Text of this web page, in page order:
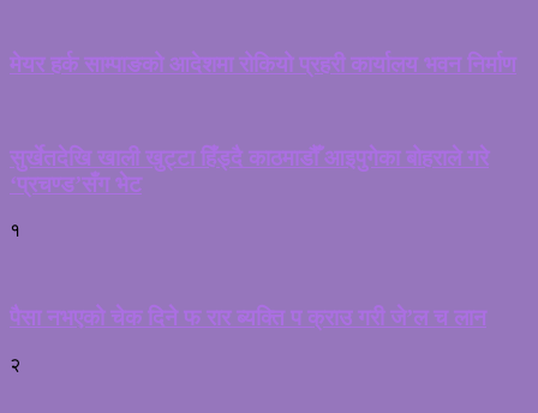
मेयर हर्क साम्पाङको आदेशमा रोकियो प्रहरी कार्यालय भवन निर्माण
सुर्खेतदेखि खाली खुट्टा हिँड्दै काठमाडौँ आइपुगेका बोहराले गरे
‘प्रचण्ड’सँग भेट
१
पैसा नभएको चेक दिने फ रार ब्यक्ति प क्राउ गरी जे’ल च लान
२